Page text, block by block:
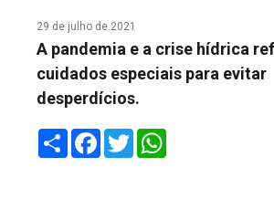
FALE CONOSCO
29 de julho de 2021
A pandemia e a crise hídrica
cuidados especiais para evitar
desperdícios.
ShareFacebook
Twitter